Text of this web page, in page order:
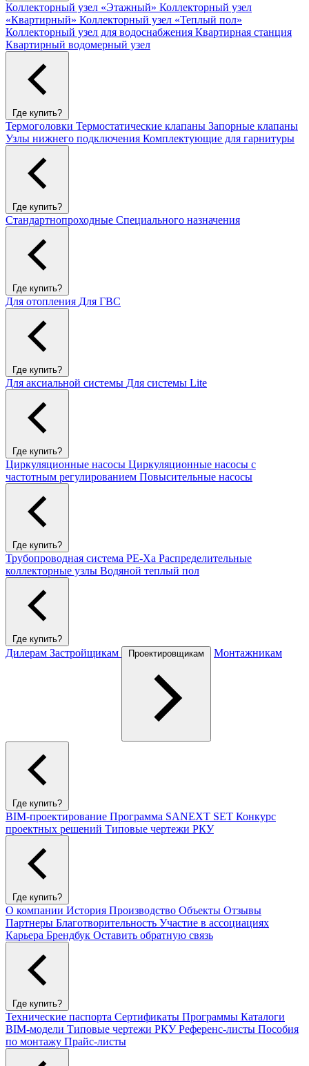
Коллекторный узел «Этажный» Коллекторный узел
«Квартирный» Коллекторный узел «Теплый пол»
Коллекторный узел для водоснабжения Квартирная станция
Квартирный водомерный узел
Где купить?
Термоголовки Термостатические клапаны Запорные клапаны
Узлы нижнего подключения Комплектующие для гарнитуры
Где купить?
Стандартнопроходные Специального назначения
Где купить?
Для отопления Для ГВС
Где купить?
Для аксиальной системы Для системы Lite
Где купить?
Циркуляционные насосы Циркуляционные насосы с
частотным регулированием Повысительные насосы
Где купить?
Трубопроводная система PE-Xa Распределительные
коллекторные узлы Водяной теплый пол
Где купить?
Дилерам Застройщикам Проектировщикам Монтажникам
Где купить?
BIM-проектирование Программа SANEXT SET Конкурс
проектных решений Типовые чертежи РКУ
Где купить?
О компании История Производство Объекты Отзывы
Партнеры Благотворительность Участие в ассоциациях
Карьера Брендбук Оставить обратную связь
Где купить?
Технические паспорта Сертификаты Программы Каталоги
BIM-модели Типовые чертежи РКУРеференс-листы Пособия
по монтажу Прайс-листы